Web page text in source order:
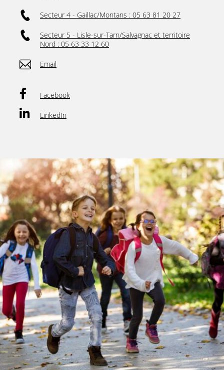
Secteur 4 - Gaillac/Montans : 05 63 81 20 27
Secteur 5 - Lisle-sur-Tarn/Salvagnac et territoire
Nord : 05 63 33 12 60
Email
Facebook
LinkedIn